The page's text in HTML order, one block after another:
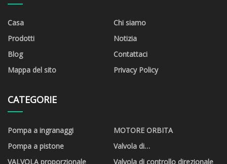
Casa
Chi siamo
Prodotti
Notizia
Blog
Contattaci
Mappa del sito
Privacy Policy
CATEGORIE
Pompa a ingranaggi
MOTORE ORBITA
Pompa a pistone
Valvola di
accensione/spegnimento
VALVOLA proporzionale Valvola di controllo direzionale